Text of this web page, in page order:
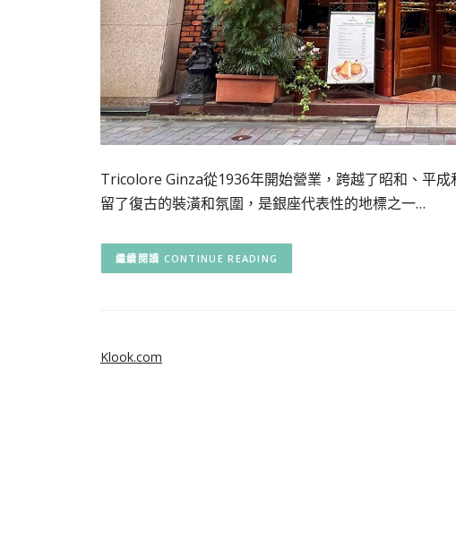
Tricolore Ginza從1936年開始營業，跨越了昭和、平
留了復古的裝潢和氛圍，是銀座代表性的地標之一…
CONTINUE READING
Klook.com